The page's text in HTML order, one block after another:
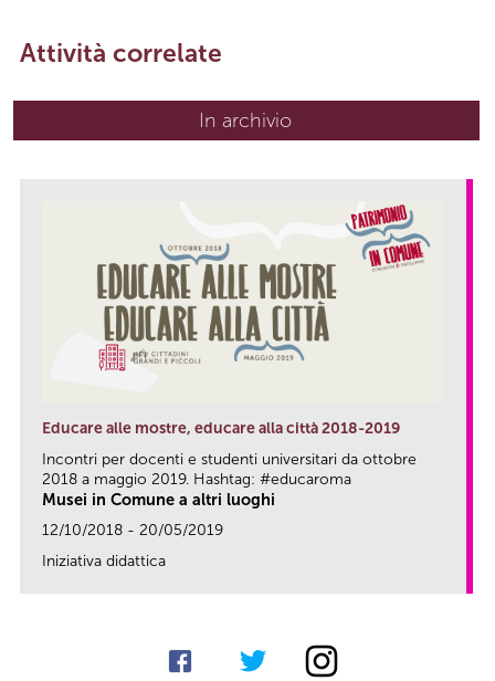
Attività correlate
In archivio
Educare alle mostre, educare alla città 2018-2019
Incontri per docenti e studenti universitari da ottobre
2018 a maggio 2019. Hashtag: #educaroma
Musei in Comune a altri luoghi
12/10/2018 - 20/05/2019
Iniziativa didattica